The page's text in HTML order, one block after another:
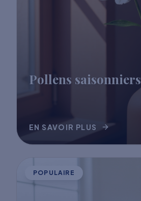
Pollens saisonniers
EN SAVOIR PLUS
POPULAIRE